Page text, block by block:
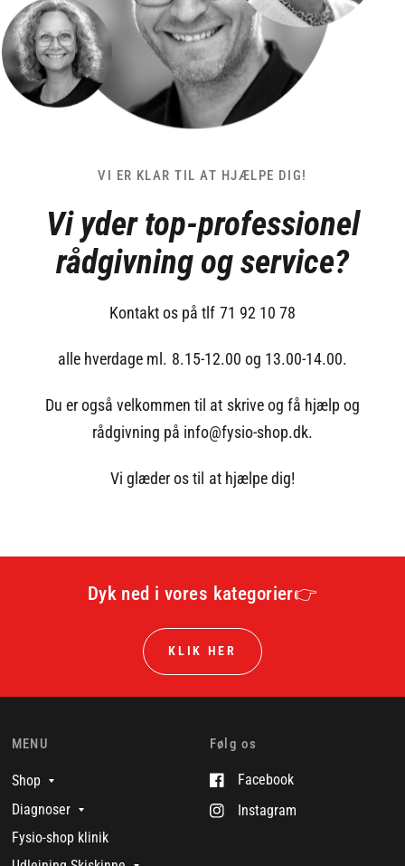
VI ER KLAR TIL AT HJÆLPE DIG!
Vi yder top-professionel
rådgivning og service?
Kontakt os på tlf 71 92 10 78
alle hverdage ml. 8.15-12.00 og 13.00-14.00.
Du er også velkommen til at skrive og få hjælp og
rådgivning på info@fysio-shop.dk.
Vi glæder os til at hjælpe dig!
Dyk ned i vores kategorier👉
KLIK HER
MENU
Shop
Diagnoser
Fysio-shop klinik
Følg os
Facebook
Instagram